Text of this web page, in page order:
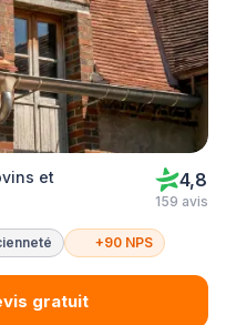
et
4,8
159 avis
+90 NPS
gratuit